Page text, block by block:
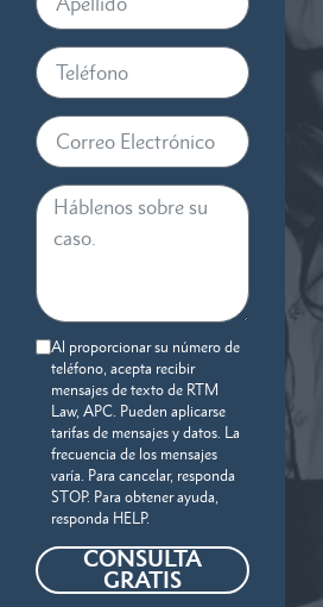
Al proporcionar su número de
teléfono, acepta recibir
mensajes de texto de RTM
Law, APC. Pueden aplicarse
tarifas de mensajes y datos. La
frecuencia de los mensajes
varía. Para cancelar, responda
STOP. Para obtener ayuda,
responda HELP.
CONSULTA
GRATIS